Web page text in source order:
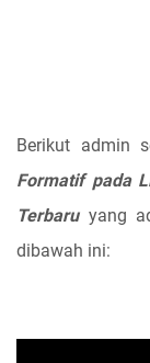
Berikut admin
Formatif pada
Terbaruyang
dibawah ini: